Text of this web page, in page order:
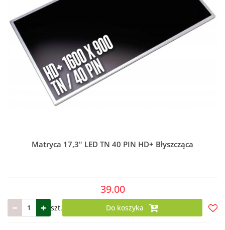
Matryca 17,3" LED TN 40 PIN HD+ Błyszcząca
39.00
szt. Do koszyka